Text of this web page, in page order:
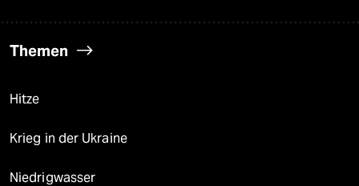
Themen
Hitze
Krieg in der Ukraine
Niedrigwasser